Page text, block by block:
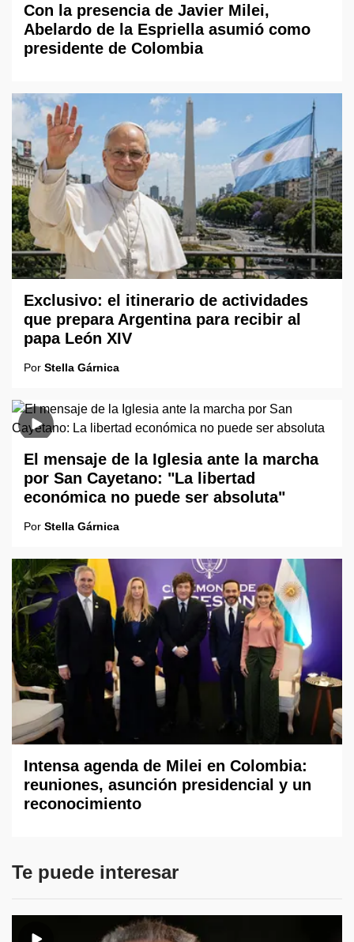
Con la presencia de Javier Milei,
Abelardo de la Espriella asumió como
presidente de Colombia
Exclusivo: el itinerario de actividades
que prepara Argentina para recibir al
papa León XIV
Por Stella Gárnica
El mensaje de la Iglesia ante la marcha
por San Cayetano: "La libertad
económica no puede ser absoluta"
Por Stella Gárnica
Intensa agenda de Milei en Colombia:
reuniones, asunción presidencial y un
reconocimiento
Te puede interesar